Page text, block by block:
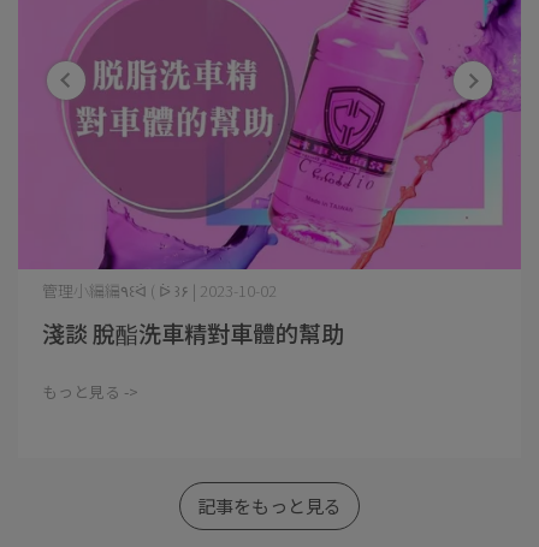
管理小編編٩꒰ᐛ ( ᐖ ꒱۶ | 2023-10-02
淺談 脫酯洗車精對車體的幫助
もっと見る ->
記事をもっと見る